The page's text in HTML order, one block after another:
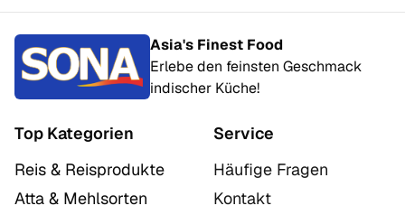
Asia's Finest Food
Erlebe den feinsten Geschmack
indischer Küche!
Top Kategorien
Reis & Reisprodukte
Atta & Mehlsorten
Service
Häufige Fragen
Kontakt